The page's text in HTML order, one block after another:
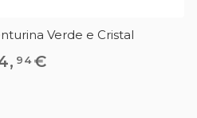
Verde e Cristal
, 94 €